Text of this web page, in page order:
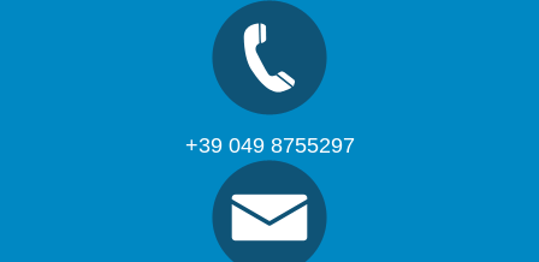
+39 049 8755297